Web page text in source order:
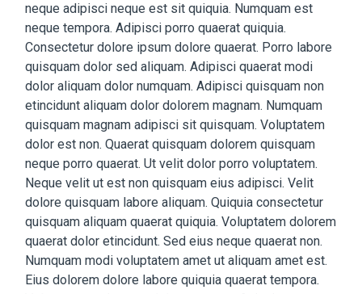
neque adipisci neque est sit quiquia. Numquam est
neque tempora. Adipisci porro quaerat quiquia.
Consectetur dolore ipsum dolore quaerat. Porro labore
quisquam dolor sed aliquam. Adipisci quaerat modi
dolor aliquam dolor numquam. Adipisci quisquam non
etincidunt aliquam dolor dolorem magnam. Numquam
quisquam magnam adipisci sit quisquam. Voluptatem
dolor est non. Quaerat quisquam dolorem quisquam
neque porro quaerat. Ut velit dolor porro voluptatem.
Neque velit ut est non quisquam eius adipisci. Velit
dolore quisquam labore aliquam. Quiquia consectetur
quisquam aliquam quaerat quiquia. Voluptatem dolorem
quaerat dolor etincidunt. Sed eius neque quaerat non.
Numquam modi voluptatem amet ut aliquam amet est.
Eius dolorem dolore labore quiquia quaerat tempora.